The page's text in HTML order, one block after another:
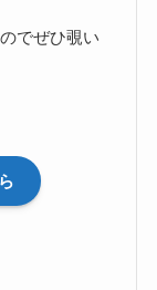
でぜひ覗い